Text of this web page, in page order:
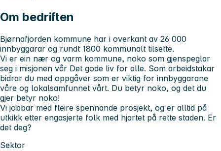
Om bedriften
Bjørnafjorden kommune har i overkant av 26 000
innbyggarar og rundt 1800 kommunalt tilsette.
Vi er ein nær og varm kommune, noko som gjenspeglar
seg i misjonen vår Det gode liv for alle. Som arbeidstakar
bidrar du med oppgåver som er viktig for innbyggarane
våre og lokalsamfunnet vårt. Du betyr noko, og det du
gjer betyr noko!
Vi jobbar med fleire spennande prosjekt, og er alltid på
utkikk etter engasjerte folk med hjartet på rette staden. Er
det deg?
Sektor